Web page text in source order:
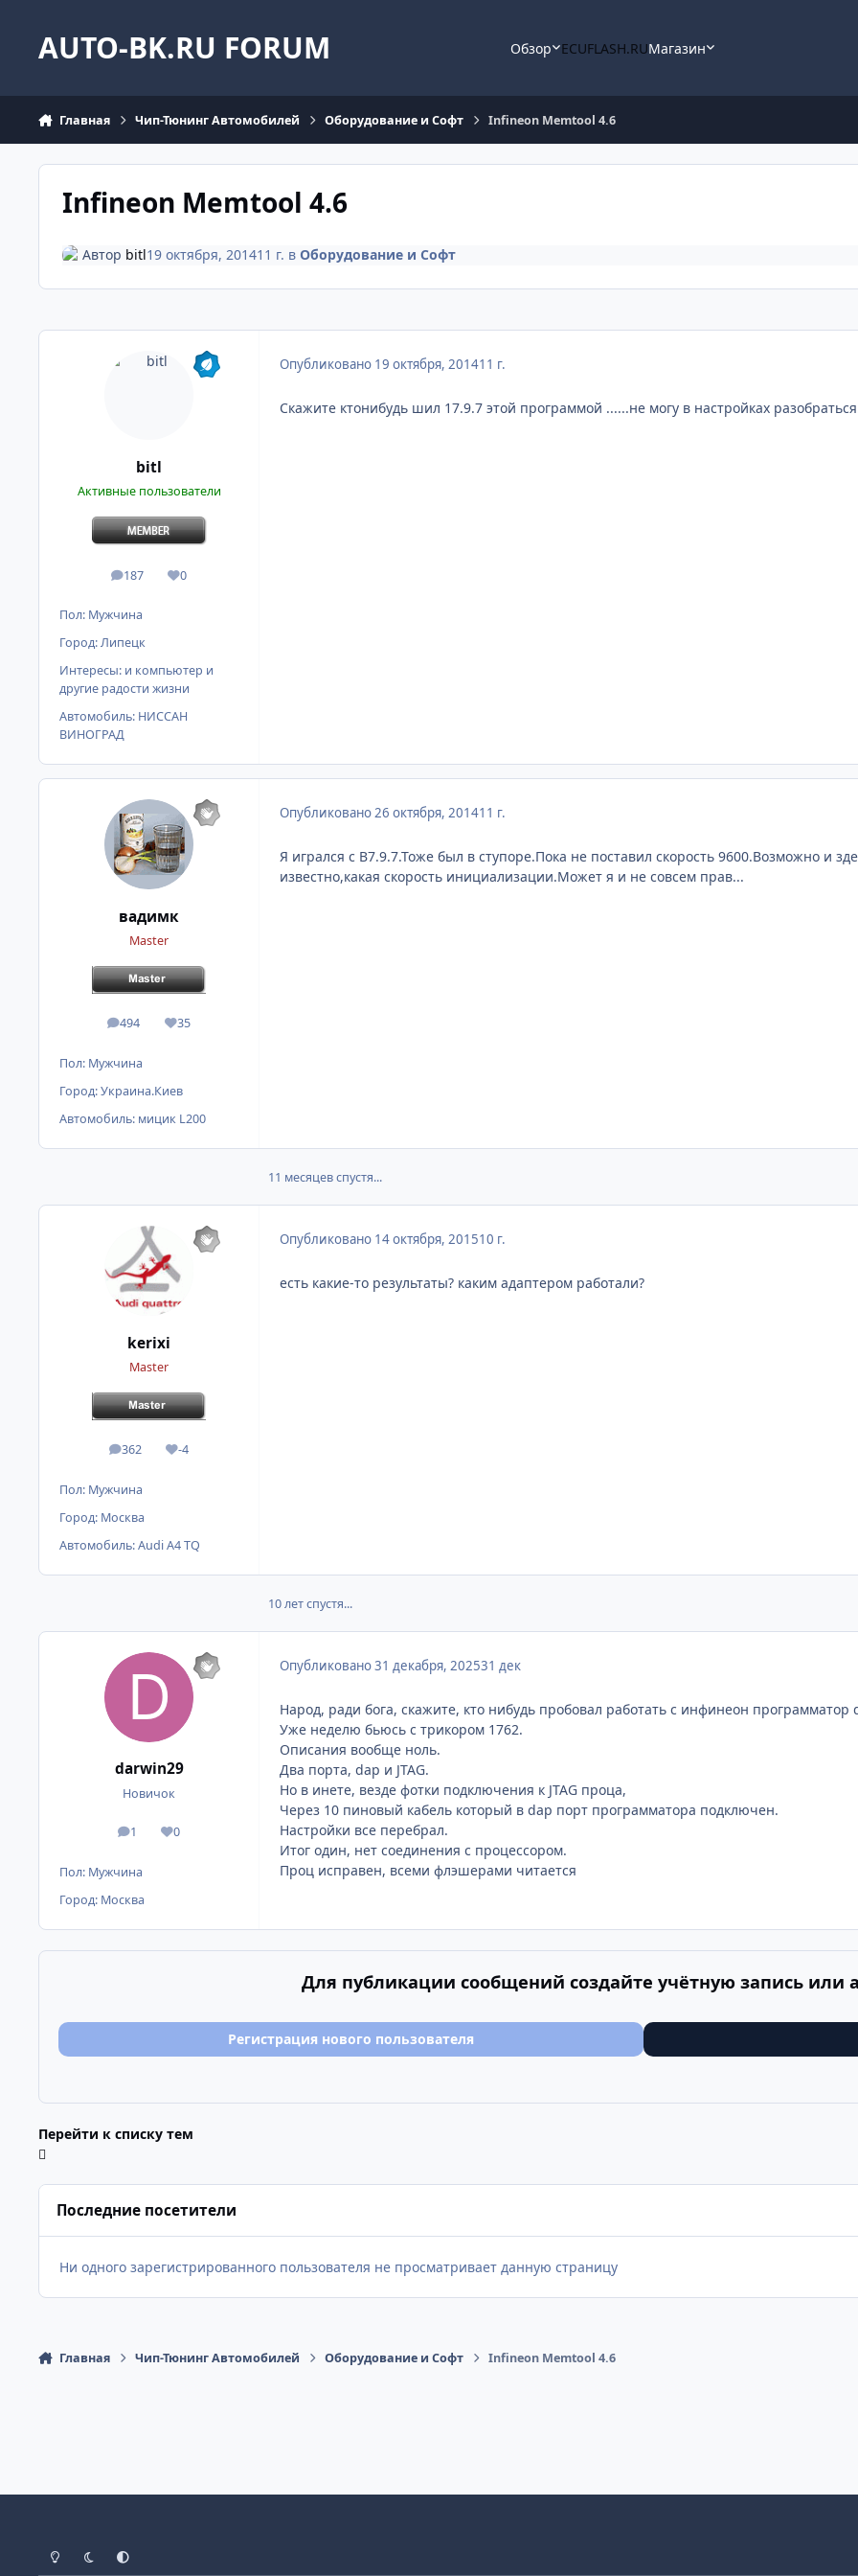
AUTO-BK.RU FORUM Обзор ECUFLASH.RUМагазин
Главная Чип-Тюнинг Автомобилей Оборудование и Cофт Infineon Memtool 4.6
Infineon Memtool 4.6
Автор bitl19 октября, 201411 г. в Оборудование и Cофт
bitl
Активные пользователи
187
сообщения
0
Репутация
Пол: Мужчина
Город:Липецк
Интересы: и компьютер и
другие радости жизни
Автомобиль: НИССАН
ВИНОГРАД
Опубликовано 19 октября, 201411 г.
Скажите ктонибудь шил 17.9.7 этой программой ......не могу в настройках
вадимк
Master
494
сообщения
35
Репутация
Пол: Мужчина
Город:Украина.Киев
Автомобиль: мицик L200
Опубликовано26 октября, 201411 г.
Я игрался с В7.9.7.Тоже был в ступоре.Пока не поставил скорость 9600.Возможно и
известно,какая скорость инициализации.Может я и не совсем прав...
11 месяцев спустя...
kerixi
Master
362
сообщения
-4
Репутация
Пол: Мужчина
Город: Москва
Автомобиль:Audi A4 TQ
Опубликовано 14 октября, 201510 г.
есть какие-то результаты? каким адаптером работали?
10 лет спустя...
darwin29
Новичок
1
сообщения
0
Репутация
Пол: Мужчина
Город: Москва
Опубликовано31 декабря, 202531 дек
Народ, ради бога, скажите, кто нибудь пробовал работать с инфинеон программатор
Уже неделю бьюсь с трикором 1762.
Описания вообще ноль.
Два порта, dap и JTAG.
Но в инете, везде фотки подключения к JTAG проца,
Через 10 пиновый кабель который в dap порт программатора подключен.
Настройки все перебрал.
Итог один, нет соединения с процессором.
Проц исправен, всеми флэшерами читается
Для публикации сообщений создайте учётную запись или
Регистрация нового пользователя
Перейти к списку тем
Последние посетители
Ни одного зарегистрированного пользователя не просматривает данную страницу
Главная Чип-Тюнинг Автомобилей Оборудование и Cофт Infineon Memtool 4.6
Светлый Режим
Темный Режим
Настройка Системы